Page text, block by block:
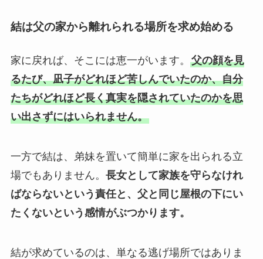
結は父の家から離れられる場所を求め始める
家に戻れば、そこには恵一がいます。 父の顔を見
るたび、凪子がどれほど苦しんでいたのか、自分
たちがどれほど長く真実を隠されていたのかを思
い出さずにはいられません。
一方で結は、弟妹を置いて簡単に家を出られる立
場でもありません。 長女として家族を守らなけれ
ばならないという責任と、父と同じ屋根の下にい
たくないという感情がぶつかります。
結が求めているのは、単なる逃げ場所ではありま